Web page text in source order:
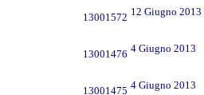
13001572 12 Giugno 2013
13001476 4 Giugno 2013
13001475 4 Giugno 2013